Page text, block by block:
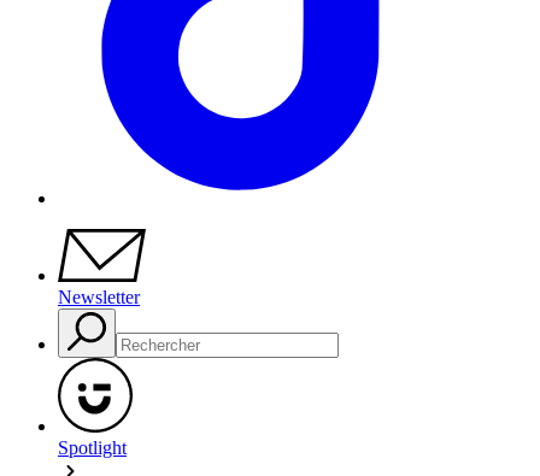
Newsletter
Spotlight